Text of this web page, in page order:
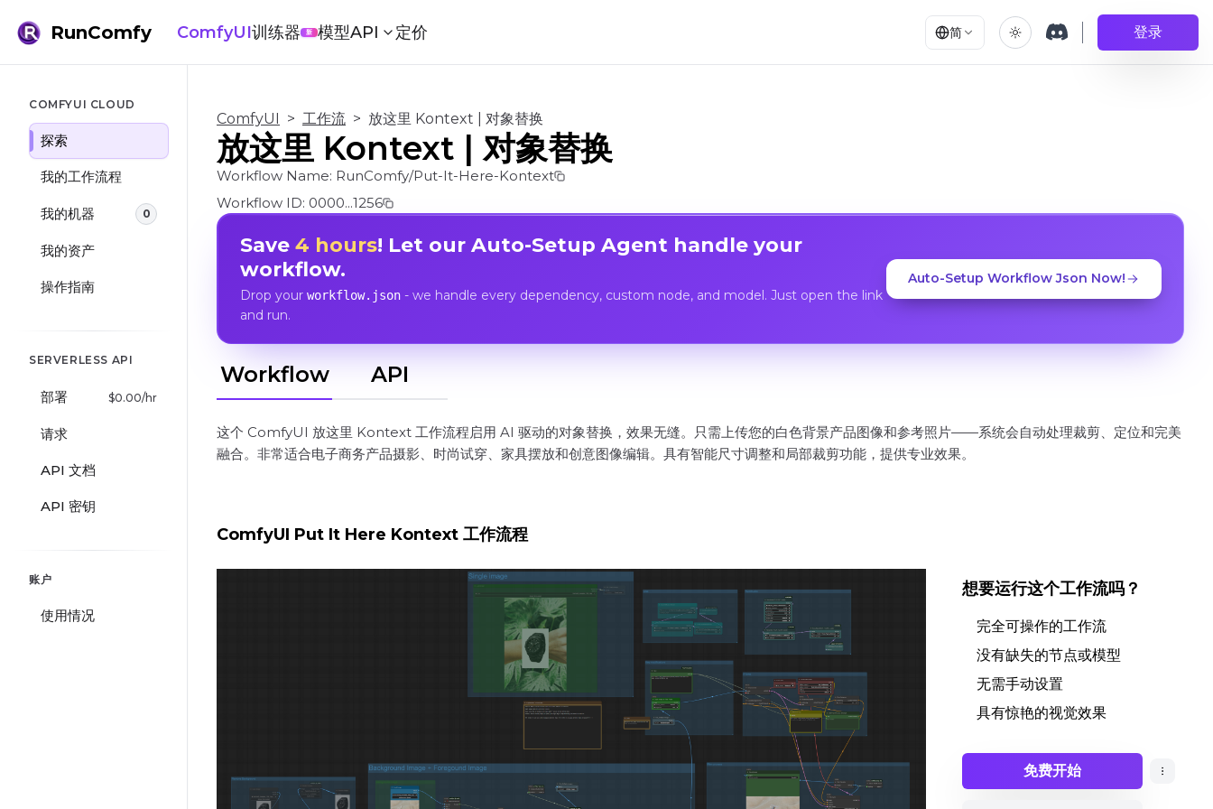
RunComfy ComfyUI训练器 新 模型API 定价 简 登录
COMFYUI CLOUD
探索
我的工作流程
我的机器 0
我的资产
操作指南
SERVERLESS API
部署 $0.00/hr
请求
API 文档
API 密钥
账户
使用情况
ComfyUI > 工作流 > 放这里 Kontext | 对象替换
放这里 Kontext | 对象替换
Workflow Name: RunComfy/Put-It-Here-Kontext
Workflow ID: 0000...1256
Save 4 hours! Let our Auto-Setup Agent handle your
workflow.
Drop your workflow.json- we handle every dependency, custom node, and model. Just open the link
and run.
Auto-Setup Workflow Json Now!
Workflow API
这个 ComfyUI 放这里 Kontext 工作流程启用 AI 驱动的对象替换，效果无缝。只需上传您的白色背景产品图像和参考照片——系统会自动处理裁剪、定位和完美
融合。非常适合电子商务产品摄影、时尚试穿、家具摆放和创意图像编辑。具有智能尺寸调整和局部裁剪功能，提供专业效果。
ComfyUI Put It Here Kontext 工作流程
想要运行这个工作流吗？
完全可操作的工作流
没有缺失的节点或模型
无需手动设置
具有惊艳的视觉效果
免费开始